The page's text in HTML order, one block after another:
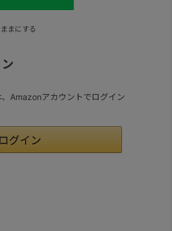
まにする
Amazonアカウントでログイン